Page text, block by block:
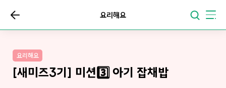
요리해요
요리해요
[새미즈3기] 미션3️⃣ 아기 잡채밥